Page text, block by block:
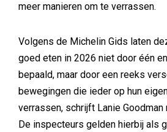
meer manieren om te verrassen.
Volgens de Michelin Gids laten
goed eten in 2026 niet door één
bepaald, maar door een reeks
bewegingen die ieder op hun
verrassen, schrijft Lanie Goodman
De inspecteurs gelden hierbij als